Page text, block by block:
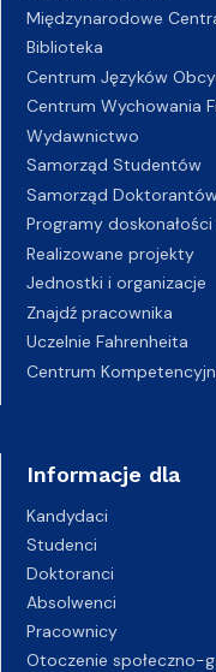
Międzynarodowe
Biblioteka
Centrum Języków
Centrum Wychowania
Wydawnictwo
Samorząd Studentów
Samorząd
Programy
Realizowane projekty
Jednostki i organizacje
Znajdź pracownika
Uczelnie Fahrenheita
Centrum
Informacje dla
Kandydaci
Studenci
Doktoranci
Absolwenci
Pracownicy
Otoczenie społeczno-